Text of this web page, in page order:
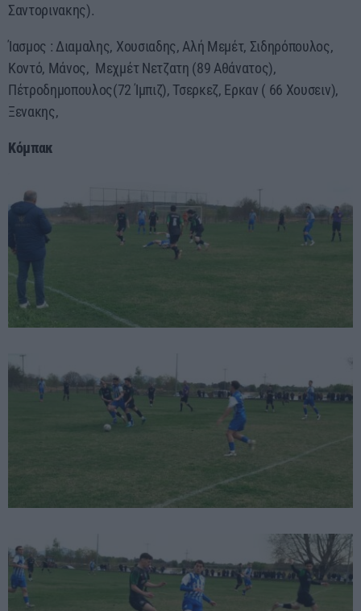
Σαντορινακης).
Ίασμος : Διαμαλης, Χουσιαδης, Αλή Μεμέτ, Σιδηρόπουλος,
Κοντό, Μάνος, Μεχμέτ Νετζατη (89 Αθάνατος),
Πέτροδημοπουλος(72 Ίμπιζ), Τσερκεζ, Ερκαν ( 66 Χουσειν),
Ξενακης,
Κόμπακ